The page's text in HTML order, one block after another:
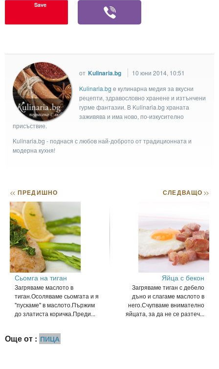
Save
от Kulinaria.bg
10 юни 2014, 10:51
Kulinaria.bg e кулинарна медия за вкусни
рецепти, здравословно хранене и изтънчени
гурме фантазии. В Kulinaria.bg храната
заживява и има ново, по-изкусително
присъствие.
Kulinaria.bg - поднася с любов най-доброто от традиционната и
модерна кухня!
<< ПРЕДИШНО
Сьомга на тиган
Загряваме маслото в
тиган.Осоляваме сьомгата и я
"пускаме" в маслото.Пържим
до златиста коричка.Преди...
СЛЕДВАЩО>>
Яйца с бекон
Загряваме тиган с дебело
дъно и слагаме маслото в
него.Счупваме внимателно
яйцата, за да не се разтеч...
Още от : ПИЦА